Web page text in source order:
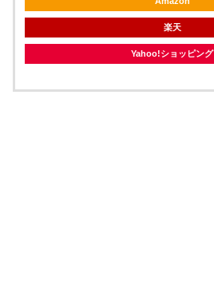
楽天
Yahoo!ショッピング